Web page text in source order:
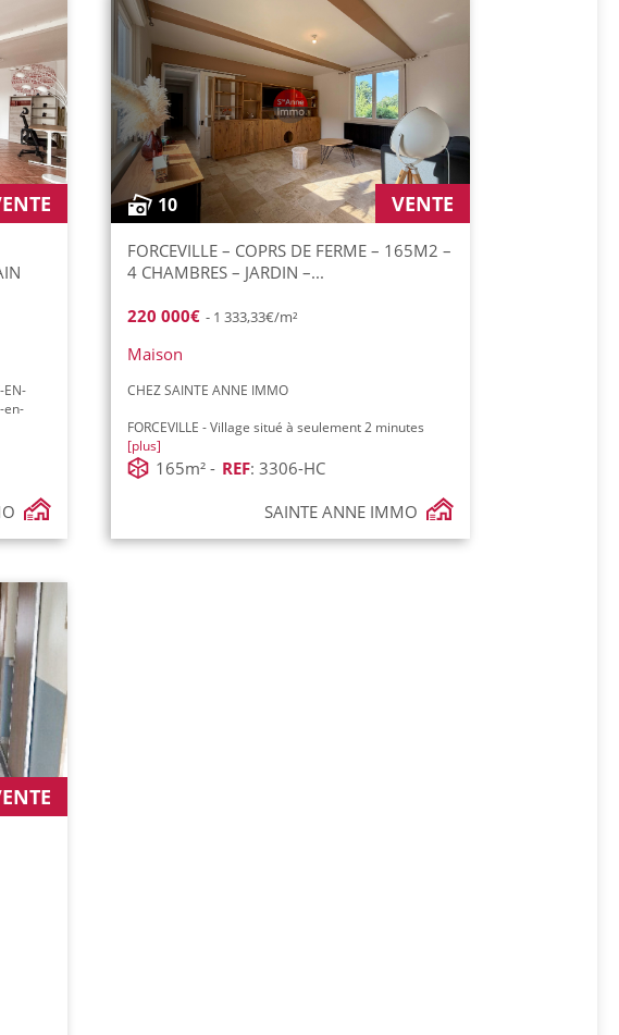
EN-
en-
10 VENTE
FORCEVILLE – COPRS DE FERME – 165M2 –
4 CHAMBRES – JARDIN –...
220 000€ - 1 333,33€/m²
Maison
CHEZ SAINTE ANNE IMMO
FORCEVILLE - Village situé à seulement 2 minutes
[plus]
165m² - REF: 3306-HC
SAINTE ANNE IMMO